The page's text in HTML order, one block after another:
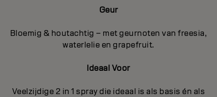
Geur
Bloemig & houtachtig – met geurnoten van freesia,
waterlelie en grapefruit.
Ideaal Voor
Veelzijdige 2 in 1 spray die ideaal is als basis én als